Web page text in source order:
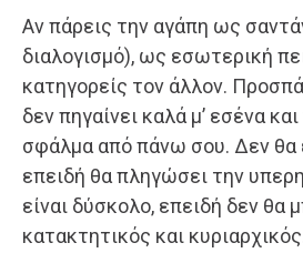
Αν πάρεις την αγάπη ως
διαλογισμό), ως εσωτερική
κατηγορείς τον άλλον.
δεν πηγαίνει καλά μ’ εσένα
σφάλμα από πάνω σου. Δεν θα
επειδή θα πληγώσει την
είναι δύσκολο, επειδή δεν θα
κατακτητικός και